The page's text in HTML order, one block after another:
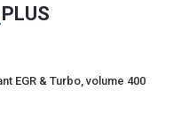
EGR & Turbo, volume 400